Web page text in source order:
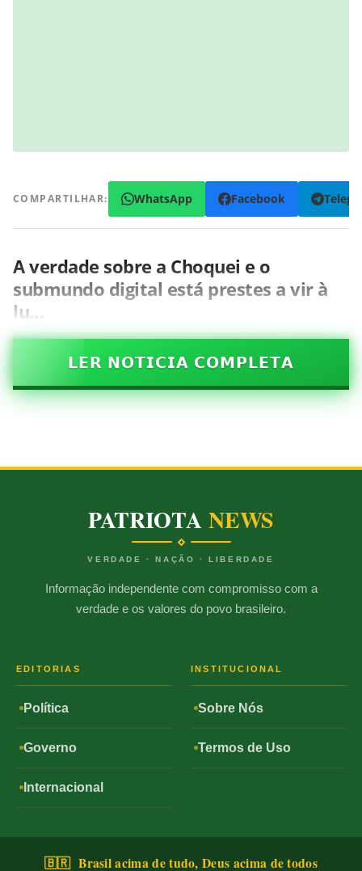
COMPARTILHAR: WhatsApp Facebook
A verdade sobre a Choquei e o
submundo digital está prestes a vir à
lu…
𝗟𝗘𝗥 𝗡𝗢𝗧𝗜𝗖𝗜𝗔 𝗖𝗢𝗠𝗣𝗟𝗘𝗧𝗔
PATRIOTANEWS
VERDADE · NAÇÃO · LIBERDADE
Informação independente com compromisso com a
verdade e os valores do povo brasileiro.
EDITORIAS
Política
Governo
Internacional
INSTITUCIONAL
Sobre Nós
Termos de Uso
🇧🇷 Brasil acima de tudo, Deus acima de todos